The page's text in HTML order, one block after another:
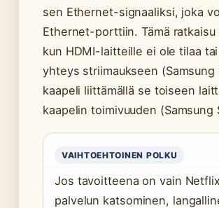
sen Ethernet-signaaliksi, joka
Ethernet-porttiin. Tämä
kun HDMI-laitteille ei ole tilaa
yhteys striimaukseen
kaapeli liittämällä se toiseen
kaapelin toimivuuden (Samsung
VAIHTOEHTOINEN POLKU
Jos tavoitteena on vain
palvelun katsominen,